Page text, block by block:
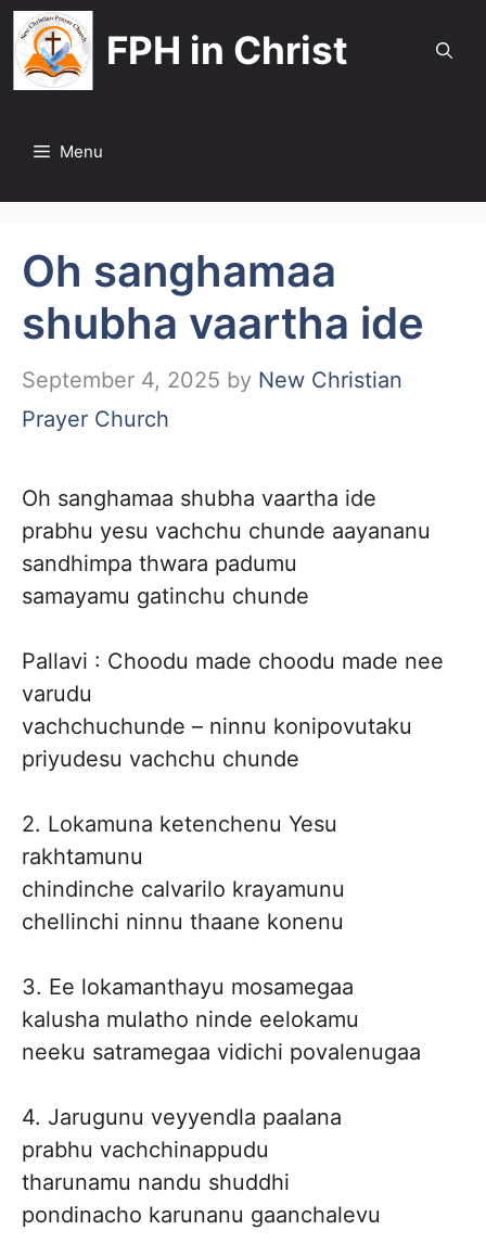
Skip
to
content
FPH in Christ
Menu
Oh sanghamaa
shubha vaartha ide
September 4, 2025 by New Christian
Prayer Church
Oh sanghamaa shubha vaartha ide
prabhu yesu vachchu chunde aayananu
sandhimpa thwara padumu
samayamu gatinchu chunde
Pallavi : Choodu made choodu made nee
varudu
vachchuchunde – ninnu konipovutaku
priyudesu vachchu chunde
2. Lokamuna ketenchenu Yesu
rakhtamunu
chindinche calvarilo krayamunu
chellinchi ninnu thaane konenu
3. Ee lokamanthayu mosamegaa
kalusha mulatho ninde eelokamu
neeku satramegaa vidichi povalenugaa
4. Jarugunu veyyendla paalana
prabhu vachchinappudu
tharunamu nandu shuddhi
pondinacho karunanu gaanchalevu